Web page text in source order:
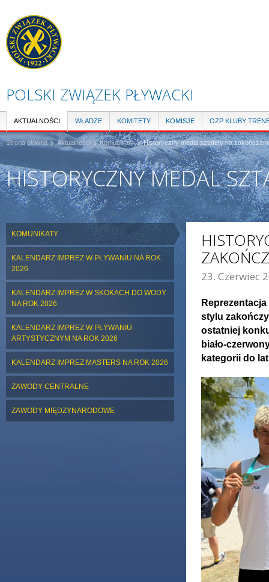
POLSKI ZWIĄZEK PŁYWACKI
AKTUALNOŚCI WŁADZE KOMITETY KOMISJE OZP KLUBY
Strona główna Aktualności Komunikaty Historyczny medal sztafety na
HISTORYCZNY MEDAL
KOMUNIKATY
KALENDARZ IMPREZ W PŁYWANIU NA ROK
2026
KALENDARZ IMPREZ W SKOKACH DO WODY
NA ROK 2026
KALENDARZ IMPREZ W PŁYWANIU
ARTYSTYCZNYM NA ROK 2026
KALENDARZ IMPREZ MASTERS NA ROK 2026
ZAWODY CENTRALNE
ZAWODY MIĘDZYNARODOWE
23. Czerwiec
stylu
ostatniej
biało-
kategorii do